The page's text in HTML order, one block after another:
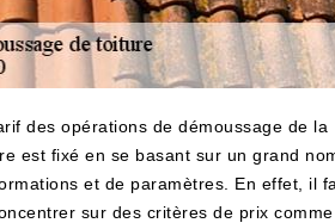
des opérations de démoussage de la
est fixé en se basant sur un grand
et de paramètres. En effet, il
sur des critères de prix